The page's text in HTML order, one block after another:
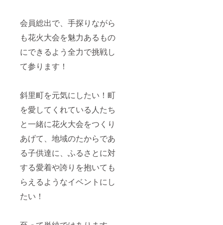
会員総出で、手探りながら
も花火大会を魅力あるもの
にできるよう全力で挑戦し
て参ります！
斜里町を元気にしたい！町
を愛してくれている人たち
と一緒に花火大会をつくり
あげて、地域のたからであ
る子供達に、ふるさとに対
する愛着や誇りを抱いても
らえるようなイベントにし
たい！